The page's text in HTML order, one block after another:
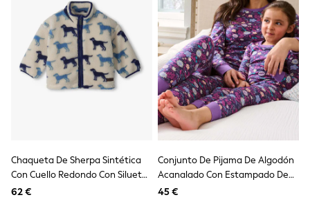
Sleepsuits
Blanket Hoodies
All Bags & Accessories
New In
Bags
Denim Jackets
Raincoats
Fleeces
Teddy Borg
Chaqueta De Sherpa Sintética
Con Cuello Redondo Con Siluetas
De Labrador De Hatley
62 €
Conjunto De Pijama De Algodón
Acanalado Con Estampado De
Pequeñas Flores De Hatley
45 €